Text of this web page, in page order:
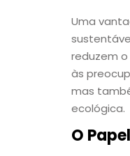
Uma
reduzem
às
mas
ecológica.
O